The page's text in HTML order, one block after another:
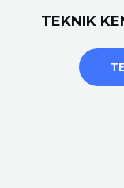
TEKNIK